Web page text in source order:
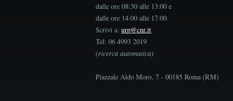
dalle ore 08:30 alle 13:00 e
dalle ore 14:00 alle 17:00
Scrivi a:urp@cnr.it
Tel: 06 4993 2019
(ricerca automatica)
Piazzale Aldo Moro, 7 - 00185 Roma (RM)